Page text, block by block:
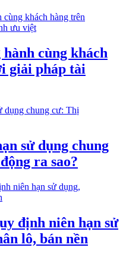
cùng khách
giải pháp tài
sử dụng chung
ra sao?
định niên hạn sử
lô, bán nền